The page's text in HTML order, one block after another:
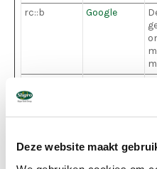
Deze website maakt
rc::b Google